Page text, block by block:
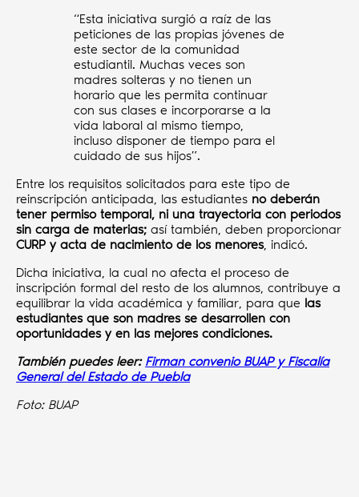
“Esta iniciativa surgió a raíz de las
peticiones de las propias jóvenes de
este sector de la comunidad
estudiantil. Muchas veces son
madres solteras y no tienen un
horario que les permita continuar
con sus clases e incorporarse a la
vida laboral al mismo tiempo,
incluso disponer de tiempo para el
cuidado de sus hijos”.
Entre los requisitos solicitados para este tipo de
reinscripción anticipada, las estudiantes no deberán
tener permiso temporal, ni una trayectoria con periodos
sin carga de materias; así también, deben proporcionar
CURP y acta de nacimiento de los menores, indicó.
Dicha iniciativa, la cual no afecta el proceso de
inscripción formal del resto de los alumnos, contribuye a
equilibrar la vida académica y familiar, para que las
estudiantes que son madres se desarrollen con
oportunidades y en las mejores condiciones.
También puedes leer: Firman convenio BUAP y Fiscalía
General del Estado de Puebla
Foto: BUAP